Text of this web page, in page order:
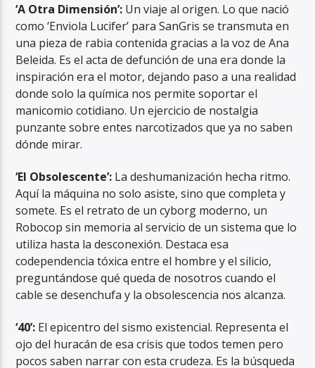
‘A Otra Dimensión’: Un viaje al origen. Lo que nació
como ‘Enviola Lucifer’ para SanGris se transmuta en
una pieza de rabia contenida gracias a la voz de Ana
Beleida. Es el acta de defunción de una era donde la
inspiración era el motor, dejando paso a una realidad
donde solo la química nos permite soportar el
manicomio cotidiano. Un ejercicio de nostalgia
punzante sobre entes narcotizados que ya no saben
dónde mirar.
‘El Obsolescente’: La deshumanización hecha ritmo.
Aquí la máquina no solo asiste, sino que completa y
somete. Es el retrato de un cyborg moderno, un
Robocop sin memoria al servicio de un sistema que lo
utiliza hasta la desconexión. Destaca esa
codependencia tóxica entre el hombre y el silicio,
preguntándose qué queda de nosotros cuando el
cable se desenchufa y la obsolescencia nos alcanza.
‘40’: El epicentro del sismo existencial. Representa el
ojo del huracán de esa crisis que todos temen pero
pocos saben narrar con esta crudeza. Es la búsqueda